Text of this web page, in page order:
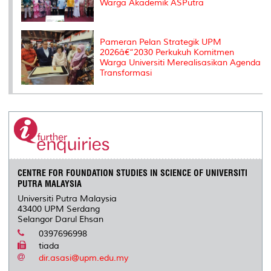
Warga Akademik ASPutra
Pameran Pelan Strategik UPM
2026â€“2030 Perkukuh Komitmen
Warga Universiti Merealisasikan Agenda
Transformasi
CENTRE FOR FOUNDATION STUDIES IN SCIENCE OF UNIVERSITI
PUTRA MALAYSIA
Universiti Putra Malaysia
43400 UPM Serdang
Selangor Darul Ehsan
0397696998
tiada
dir.asasi@upm.edu.my